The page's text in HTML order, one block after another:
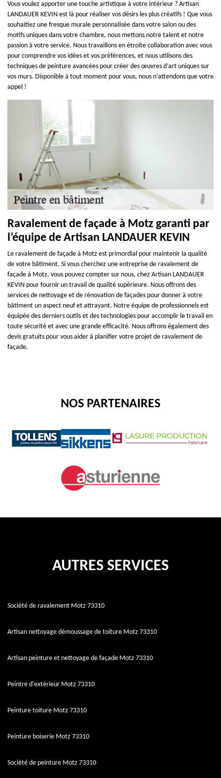
Vous voulez apporter une touche artistique à votre intérieur ? Artisan
LANDAUER KEVIN est là pour réaliser vos désirs les plus créatifs ! Que vous
souhaitiez une fresque murale personnalisée dans votre salon ou des
motifs uniques dans votre chambre, nous mettons notre talent et notre
passion à votre service. Nous travaillons en étroite collaboration avec vous
pour comprendre vos idées et vos préférences, et nous utilisons des
techniques de peinture avancées pour créer des œuvres d’art uniques sur
vos murs. Disponible à tout moment pour vous, nous n’attendons que votre
appel !
Ravalement de façade à Motz garanti par
l’équipe de Artisan LANDAUER KEVIN
Le ravalement de façade à Motz est primordial pour maintenir la qualité
de votre bâtiment. Si vous cherchez une entreprise de ravalement de
façade à Motz, vous pouvez compter sur nous, chez Artisan LANDAUER
KEVIN pour fournir un travail de qualité supérieure. Nous offrons des
services de nettoyage et de rénovation de façades pour donner à votre
bâtiment un aspect neuf et attrayant. Notre équipe de professionnels est
équipée des derniers outils et des technologies pour accomplir le travail en
toute sécurité et avec une grande efficacité. Nous offrons également des
devis gratuits pour vous aider à planifier votre projet de ravalement de
façade.
NOS PARTENAIRES
AUTRES SERVICES
Société de ravalement Motz 73310
Artisan nettoyage démoussage de toiture Motz 73310
Artisan peinture et nettoyage de façade Motz 73310
Peintre d'extérieur Motz 73310
Peinture toiture Motz 73310
Peinture boiserie Motz 73310
Société de peinture Motz 73310